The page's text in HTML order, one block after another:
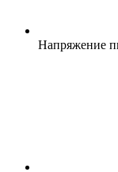
Напряжение